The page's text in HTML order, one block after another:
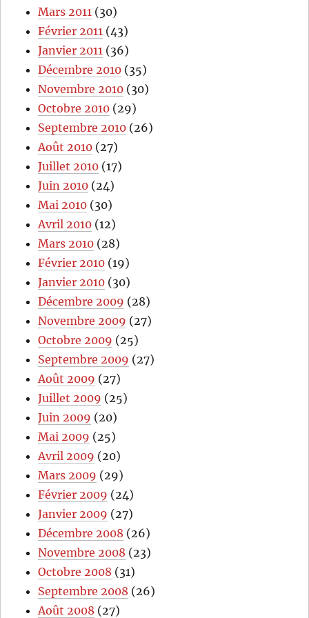
Mars 2011 (30)
Février 2011 (43)
Janvier 2011 (36)
Décembre 2010 (35)
Novembre 2010 (30)
Octobre 2010 (29)
Septembre 2010 (26)
Août 2010 (27)
Juillet 2010 (17)
Juin 2010 (24)
Mai 2010 (30)
Avril 2010 (12)
Mars 2010 (28)
Février 2010 (19)
Janvier 2010 (30)
Décembre 2009 (28)
Novembre 2009 (27)
Octobre 2009 (25)
Septembre 2009 (27)
Août 2009 (27)
Juillet 2009 (25)
Juin 2009 (20)
Mai 2009 (25)
Avril 2009 (20)
Mars 2009 (29)
Février 2009 (24)
Janvier 2009 (27)
Décembre 2008 (26)
Novembre 2008 (23)
Octobre 2008 (31)
Septembre 2008 (26)
Août 2008 (27)